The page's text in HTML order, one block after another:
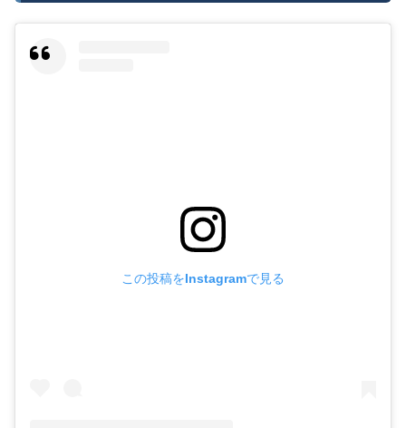
この投稿をInstagramで見る